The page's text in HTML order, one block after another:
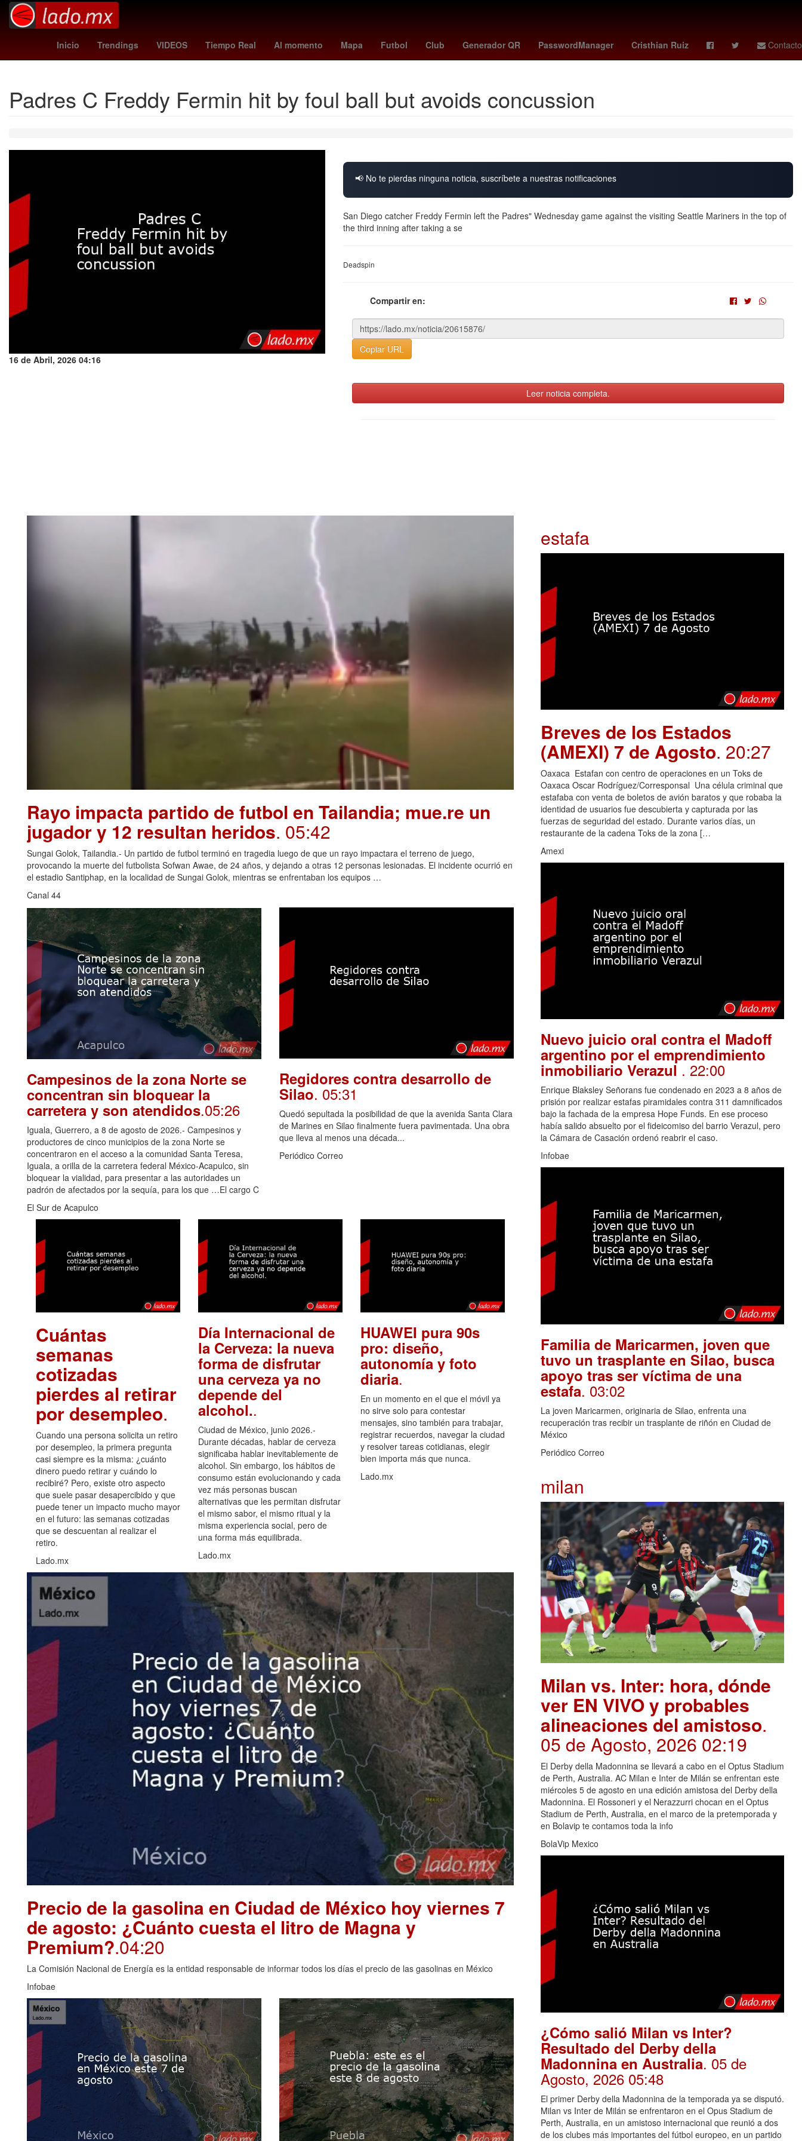
Inicio Trendings VIDEOS Tiempo Real Al momento Mapa Futbol Club Generador QR PasswordManager Cristhian Ruiz Contacto
benfica - auckland city Star Wars Venezolanos Chihuahua Desalojo México Canadá Colombia Oficina de la Presidencia de la República Tierra
Padres C Freddy Fermin hit by foul ball but avoids concussion
16 de Abril, 2026 04:16
📢 No te pierdas ninguna noticia, suscríbete a nuestras notificaciones
San Diego catcher Freddy Fermin left the Padres" Wednesday game against the visiting Seattle Mariners in the top of
the third inning after taking a se
Deadspin
Compartir en:
Copiar URL
Leer noticia completa.
Rayo impacta partido de futbol en Tailandia; mue.re un
jugador y 12 resultan heridos. 05:42
Sungai Golok, Tailandia.- Un partido de futbol terminó en tragedia luego de que un rayo impactara el terreno de juego,
provocando la muerte del futbolista Sofwan Awae, de 24 años, y dejando a otras 12 personas lesionadas. El incidente ocurrió en
el estadio Santiphap, en la localidad de Sungai Golok, mientras se enfrentaban los equipos …
Canal 44
Campesinos de la zona Norte se
concentran sin bloquear la
carretera y son atendidos.05:26
Iguala, Guerrero, a 8 de agosto de 2026.- Campesinos y
productores de cinco municipios de la zona Norte se
concentraron en el acceso a la comunidad Santa Teresa,
Iguala, a orilla de la carretera federal México-Acapulco, sin
bloquear la vialidad, para presentar a las autoridades un
padrón de afectados por la sequía, para los que …El cargo C
El Sur de Acapulco
Regidores contra desarrollo de
Silao. 05:31
Quedó sepultada la posibilidad de que la avenida Santa Clara
de Marines en Silao finalmente fuera pavimentada. Una obra
que lleva al menos una década...
Periódico Correo
Cuántas
semanas
cotizadas
pierdes al retirar
por desempleo.
Cuando una persona solicita un retiro
por desempleo, la primera pregunta
casi siempre es la misma: ¿cuánto
dinero puedo retirar y cuándo lo
recibiré? Pero, existe otro aspecto
que suele pasar desapercibido y que
puede tener un impacto mucho mayor
en el futuro: las semanas cotizadas
que se descuentan al realizar el
retiro.
Lado.mx
Día Internacional de
la Cerveza: la nueva
forma de disfrutar
una cerveza ya no
depende del
alcohol..
Ciudad de México, junio 2026.-
Durante décadas, hablar de cerveza
significaba hablar inevitablemente de
alcohol. Sin embargo, los hábitos de
consumo están evolucionando y cada
vez más personas buscan
alternativas que les permitan disfrutar
el mismo sabor, el mismo ritual y la
misma experiencia social, pero de
una forma más equilibrada.
Lado.mx
HUAWEI pura 90s
pro: diseño,
autonomía y foto
diaria.
En un momento en el que el móvil ya
no sirve solo para contestar
mensajes, sino también para trabajar,
registrar recuerdos, navegar la ciudad
y resolver tareas cotidianas, elegir
bien importa más que nunca.
Lado.mx
Precio de la gasolina en Ciudad de México hoy viernes 7
de agosto: ¿Cuánto cuesta el litro de Magna y
Premium?.04:20
La Comisión Nacional de Energía es la entidad responsable de informar todos los días el precio de las gasolinas en México
Infobae
estafa
Breves de los Estados
(AMEXI) 7 de Agosto. 20:27
Oaxaca Estafan con centro de operaciones en un Toks de
Oaxaca Oscar Rodríguez/Corresponsal Una célula criminal que
estafaba con venta de boletos de avión baratos y que robaba la
identidad de usuarios fue descubierta y capturada por las
fuerzas de seguridad del estado. Durante varios días, un
restaurante de la cadena Toks de la zona […
Amexi
Nuevo juicio oral contra el Madoff
argentino por el emprendimiento
inmobiliario Verazul . 22:00
Enrique Blaksley Señorans fue condenado en 2023 a 8 años de
prisión por realizar estafas piramidales contra 311 damnificados
bajo la fachada de la empresa Hope Funds. En ese proceso
había salido absuelto por el fideicomiso del barrio Verazul, pero
la Cámara de Casación ordenó reabrir el caso.
Infobae
Familia de Maricarmen, joven que
tuvo un trasplante en Silao, busca
apoyo tras ser víctima de una
estafa. 03:02
La joven Maricarmen, originaria de Silao, enfrenta una
recuperación tras recibir un trasplante de riñón en Ciudad de
México
Periódico Correo
milan
Milan vs. Inter: hora, dónde
ver EN VIVO y probables
alineaciones del amistoso.
05 de Agosto, 2026 02:19
El Derby della Madonnina se llevará a cabo en el Optus Stadium
de Perth, Australia. AC Milan e Inter de Milán se enfrentan este
miércoles 5 de agosto en una edición amistosa del Derby della
Madonnina. El Rossoneri y el Nerazzurri chocan en el Optus
Stadium de Perth, Australia, en el marco de la pretemporada y
en Bolavip te contamos toda la info
BolaVip Mexico
¿Cómo salió Milan vs Inter?
Resultado del Derby della
Madonnina en Australia. 05 de
Agosto, 2026 05:48
El primer Derby della Madonnina de la temporada ya se disputó.
Milan vs Inter de Milán se enfrentaron en el Opus Stadium de
Perth, Australia, en un amistoso internacional que reunió a dos
de los clubes más importantes del fútbol europeo, en un partido